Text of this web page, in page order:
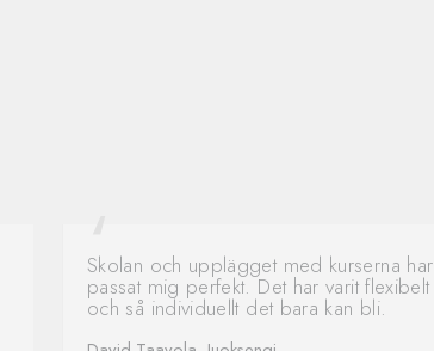
Skolan och upplägget med kurserna har
passat mig perfekt. Det har varit flexibelt
och så individuellt det bara kan bli.